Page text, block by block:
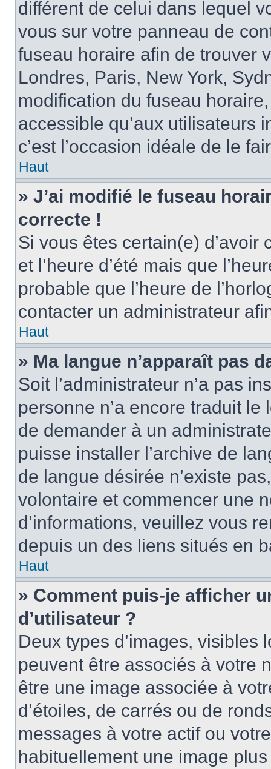
différent de celui dans lequel
vous sur votre panneau de
fuseau horaire afin de trouver
Londres, Paris, New York,
modification du fuseau
accessible qu’aux utilisateurs
c’est l’occasion idéale de le
Haut
» J’ai modifié le fuseau
correcte !
Si vous êtes certain(e)
et l’heure d’été mais que
probable que l’heure de
contacter un administrateur
Haut
» Ma langue n’apparaît pas
Soit l’administrateur n’a pas
personne n’a encore traduit
de demander à un
puisse installer l’archive de
de langue désirée n’existe
volontaire et commencer une
d’informations, veuillez vous
depuis un des liens situés en
Haut
» Comment puis-je afficher
d’utilisateur ?
Deux types d’images,
peuvent être associés à votre
être une image associée à
d’étoiles, de carrés ou de
messages à votre actif ou
habituellement une image